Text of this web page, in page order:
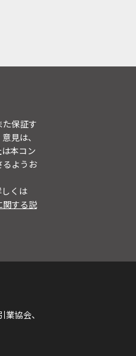
保証す
見は、
本コン
るようお
くは
関する説
協会、